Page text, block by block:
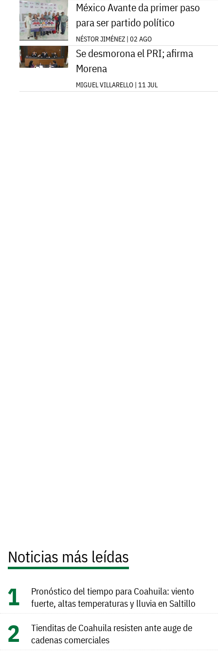
México Avante da primer paso
para ser partido político
NÉSTOR JIMÉNEZ | 02 AGO
Se desmorona el PRI; afirma
Morena
MIGUEL VILLARELLO | 11 JUL
Noticias más leídas
Pronóstico del tiempo para Coahuila: viento
fuerte, altas temperaturas y lluvia en Saltillo
Tienditas de Coahuila resisten ante auge de
cadenas comerciales